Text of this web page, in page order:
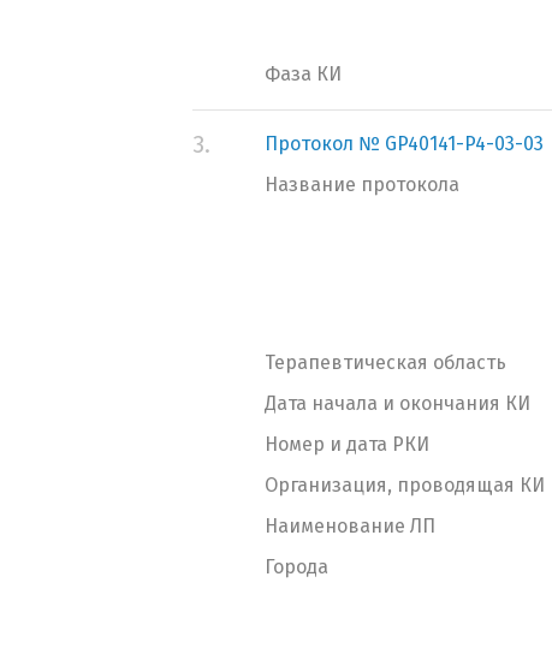
Фаза КИ
3.
Протокол № GP40141-P4-03-03
Название протокола
Терапевтическая область
Дата начала и окончания КИ
Номер и дата РКИ
Организация, проводящая КИ
Наименование ЛП
Города